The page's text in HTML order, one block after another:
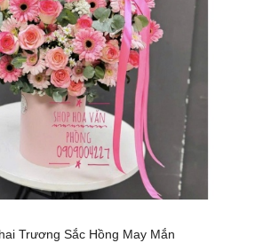
Trương Sắc Hồng May Mắn